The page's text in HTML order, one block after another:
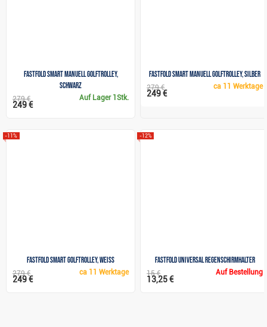
Fastfold SMART Manuell Golftrolley,
schwarz
Auf Lager 1Stk.
279 €
249 €
Fastfold SMART Manuell Golftrolley, silber
ca 11 Werktage
279 €
249 €
Fastfold SMART Golftrolley, weiss
-11%
ca 11 Werktage
279 €
249 €
FastFold Universal Regenschirmhalter
-12%
Auf Bestellung
15 €
13,25 €